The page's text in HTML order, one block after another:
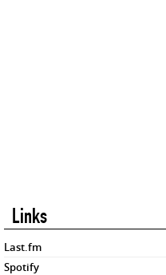
Links
Last.fm
Spotify